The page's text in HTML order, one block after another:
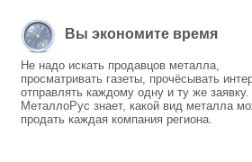
Вы экономите время
Не надо искать продавцов металла,
просматривать газеты, прочёсывать
отправлять каждому одну и ту же заявку.
МеталлоРус знает, какой вид металла
продать каждая компания региона.